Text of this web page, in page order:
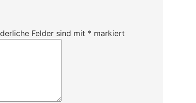
Felder sind mit * markiert